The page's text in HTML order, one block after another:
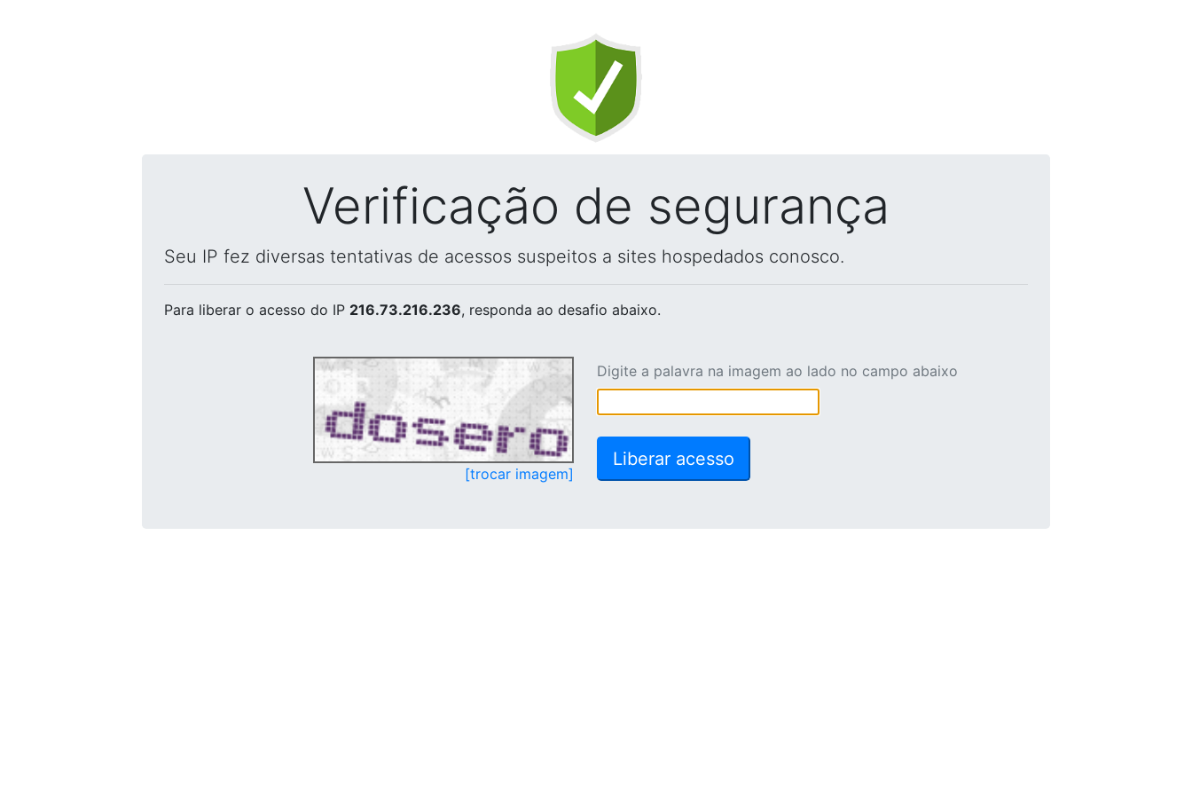
Verificação de segurança
Seu IP fez diversas tentativas de acessos suspeitos a sites hospedados conosco.
Para liberar o acesso do IP 216.73.216.236, responda ao desafio abaixo.
[trocar imagem]
Digite a palavra na imagem ao lado no campo abaixo